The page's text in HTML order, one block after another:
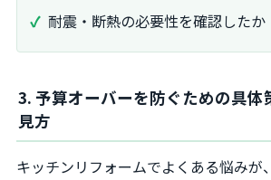
耐震・断熱の必要性を確認したか
3. 予算オーバーを防ぐための具体
見方
キッチンリフォームでよくある悩みが